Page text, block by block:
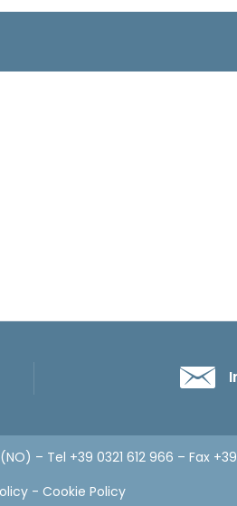
– Tel +39 0321 612 966 – Fax
- Cookie Policy